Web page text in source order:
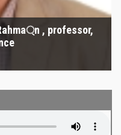
, professor,